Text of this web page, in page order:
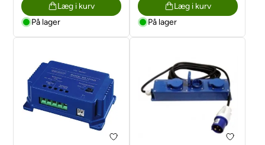
Læg i kurv
På lager
Læg i kurv
På lager